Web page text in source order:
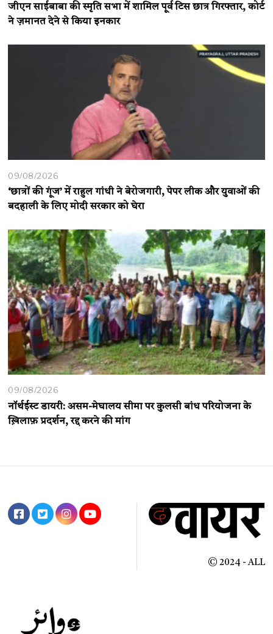
जीएन साईबाबा की स्मृति सभा में शामिल पूर्व टिस छात्र गिरफ्तार, कोर्ट
ने ज़मानत देने से किया इनकार
09/08/2026
‘छात्रों की गूंज’ में राहुल गांधी ने बेरोजगारी, पेपर लीक और युवाओं की
बदहाली के लिए मोदी सरकार को घेरा
09/08/2026
नॉर्थईस्ट डायरी: असम-मेघालय सीमा पर कुलसी बांध परियोजना के
ख़िलाफ़ प्रदर्शन, रद्द करने की मांग
© 2024 - ALL